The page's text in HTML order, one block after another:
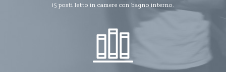
15 posti letto in camere con bagno interno.